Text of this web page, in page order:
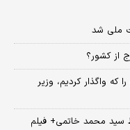
ملی شد
از کشور؟
که واگذار کردیم، وزیر
سید محمد خاتمی+ فیلم